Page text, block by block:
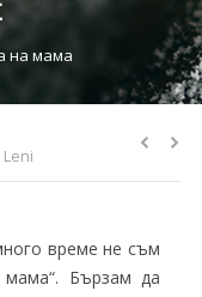
на мама
Leni
време не съм
Бързам да